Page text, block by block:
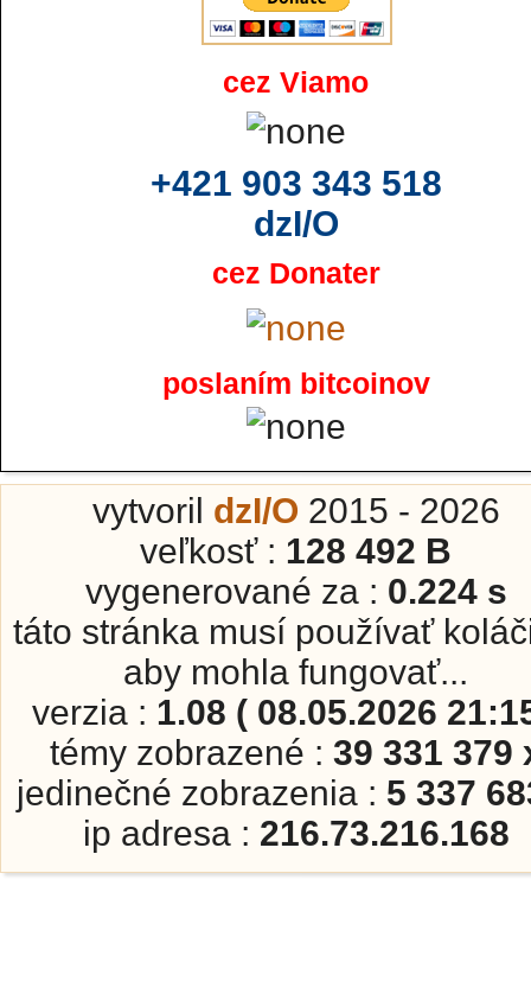
cez Viamo
+421 903 343 518
dzI/O
cez Donater
poslaním bitcoinov
vytvoril dzI/O 2015 - 2026
veľkosť : 128 492 B
vygenerované za : 0.224 s
táto stránka musí používať
aby mohla fungovať...
verzia : 1.08 ( 08.05.2026
témy zobrazené : 39 331 379
jedinečné zobrazenia : 5 337
ip adresa : 216.73.216.168